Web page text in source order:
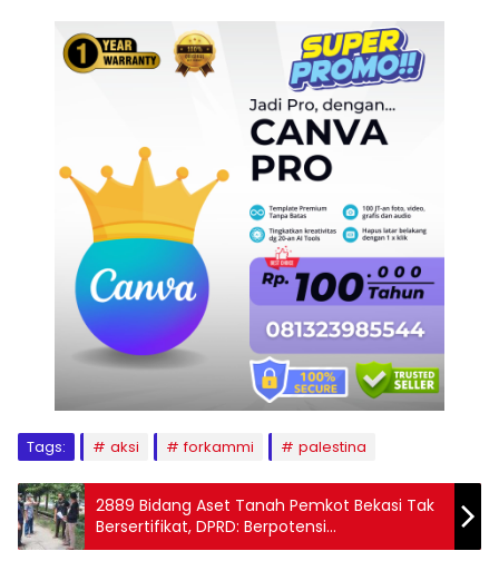
Tags: aksi forkammi palestina
2889 Bidang Aset Tanah Pemkot Bekasi Tak
Bersertifikat, DPRD: Berpotensi
Disalahgunakan